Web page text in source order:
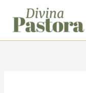
contenido